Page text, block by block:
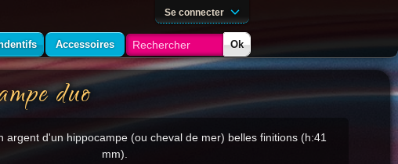
duo
argent d'un hippocampe (ou cheval de mer) belles finitions (h:41
mm).
Se connecter
Accessoires Ok